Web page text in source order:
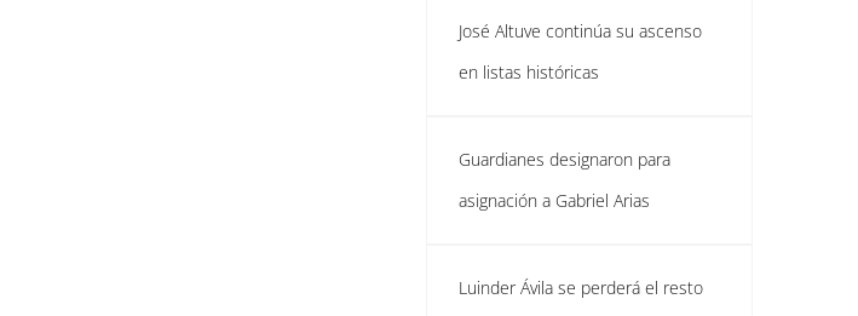
José Altuve continúa su ascenso
en listas históricas
Guardianes designaron para
asignación a Gabriel Arias
Luinder Ávila se perderá el resto